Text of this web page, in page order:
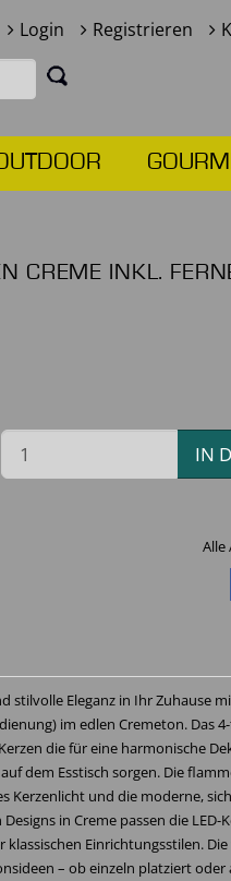
Login Registrieren
CREME INKL.
IN
Alle
stilvolle Eleganz in Ihr Zuhause
im edlen Cremeton. Das
die für eine harmonische
dem Esstisch sorgen. Die
Kerzenlicht und die moderne,
in Creme passen die LED-
Einrichtungsstilen.
– ob einzeln platziert oder